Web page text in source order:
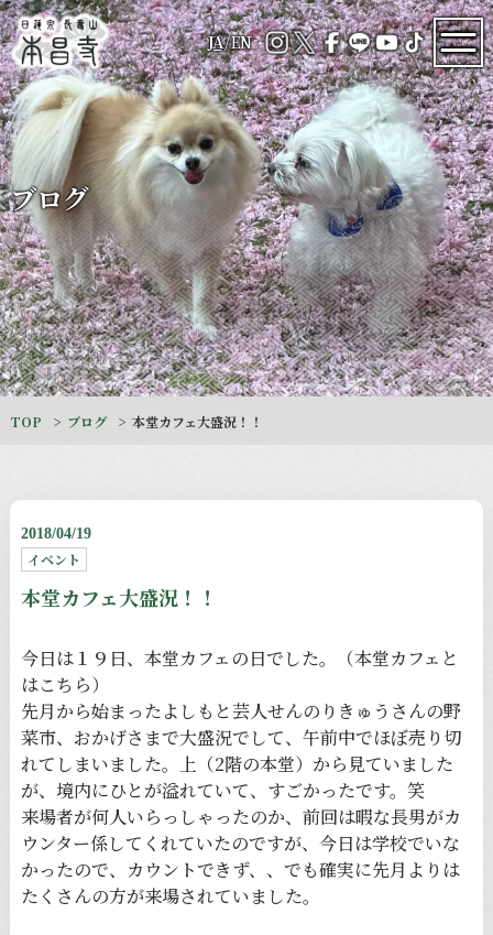
JA/EN
ブログ
TOP ブログ 本堂カフェ大盛況！！
2018/04/19
イベント
本堂カフェ大盛況！！
今日は１９日、本堂カフェの日でした。（本堂カフェと
はこちら）
先月から始まったよしもと芸人せんのりきゅうさんの野
菜市、おかげさまで大盛況でして、午前中でほぼ売り切
れてしまいました。上（2階の本堂）から見ていました
が、境内にひとが溢れていて、すごかったです。笑
来場者が何人いらっしゃったのか、前回は暇な長男がカ
ウンター係してくれていたのですが、今日は学校でいな
かったので、カウントできず、、でも確実に先月よりは
たくさんの方が来場されていました。